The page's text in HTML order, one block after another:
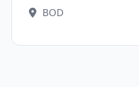
BOD